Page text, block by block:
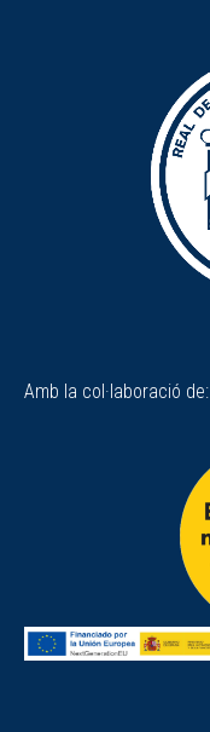
Amb la col·laboració de: